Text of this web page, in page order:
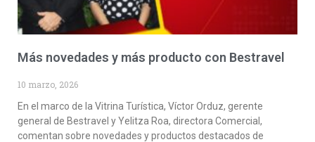
Más novedades y más producto con Bestravel
10 marzo, 2026
En el marco de la Vitrina Turística, Víctor Orduz, gerente
general de Bestravel y Yelitza Roa, directora Comercial,
comentan sobre novedades y productos destacados de